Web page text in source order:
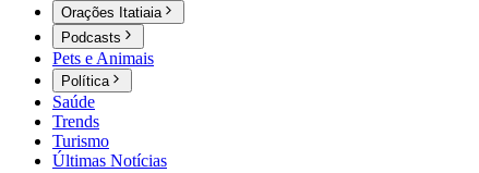
Orações Itatiaia
Podcasts
Pets e Animais
Política
Saúde
Trends
Turismo
Últimas Notícias